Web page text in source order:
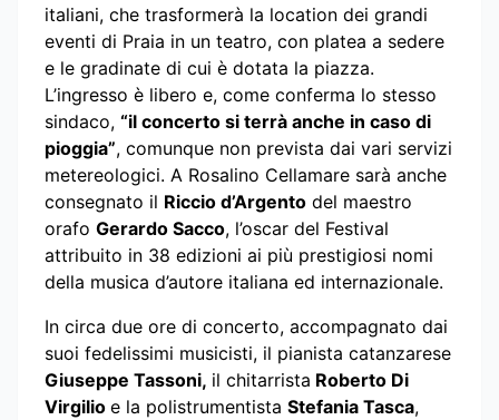
italiani, che trasformerà la location dei grandi
eventi di Praia in un teatro, con platea a sedere
e le gradinate di cui è dotata la piazza.
L’ingresso è libero e, come conferma lo stesso
sindaco, “il concerto si terrà anche in caso di
pioggia”, comunque non prevista dai vari servizi
metereologici. A Rosalino Cellamare sarà anche
consegnato il Riccio d’Argento del maestro
orafo Gerardo Sacco, l’oscar del Festival
attribuito in 38 edizioni ai più prestigiosi nomi
della musica d’autore italiana ed internazionale.
In circa due ore di concerto, accompagnato dai
suoi fedelissimi musicisti, il pianista catanzarese
Giuseppe Tassoni, il chitarrista Roberto Di
Virgilio e la polistrumentista Stefania Tasca,